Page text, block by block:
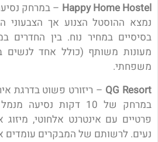
Happy Home Hostel – במרחק
נמצא ההוסטל הצנוע אך הצבעוני
בסיסיים במחיר נוח. בין החדרים
מעונות משותף (כולל אחד לנשים
משפחתי.
QG Resort
במרחק של 10 דקות
פרטיים עם אינטרנט אלחוטי, מיזוג
נעים. לרשותם של המבקרים עומדים